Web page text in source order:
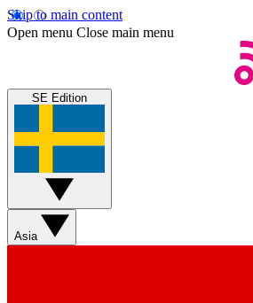
Skip to main content
Open menu Close main menu
SE Edition
Asia